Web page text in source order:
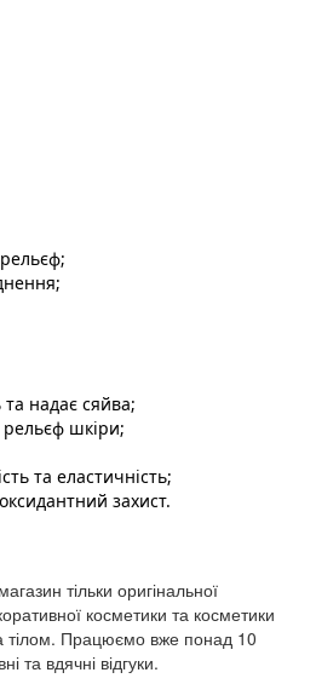
та надає сяйва;
шкіри;
та еластичність;
захист.
тільки оригінальної
косметики та косметики
тілом. Працюємо вже понад 10
та вдячні відгуки.